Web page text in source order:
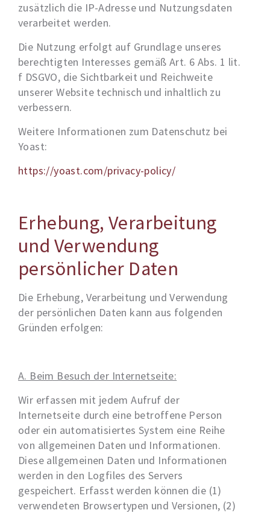
zusätzlich die IP-Adresse und Nutzungsdaten
verarbeitet werden.
Die Nutzung erfolgt auf Grundlage unseres
berechtigten Interesses gemäß Art. 6 Abs. 1 lit.
f DSGVO, die Sichtbarkeit und Reichweite
unserer Website technisch und inhaltlich zu
verbessern.
Weitere Informationen zum Datenschutz bei
Yoast:
https://yoast.com/privacy-policy/
Erhebung, Verarbeitung
und Verwendung
persönlicher Daten
Die Erhebung, Verarbeitung und Verwendung
der persönlichen Daten kann aus folgenden
Gründen erfolgen:
A. Beim Besuch der Internetseite:
Wir erfassen mit jedem Aufruf der
Internetseite durch eine betroffene Person
oder ein automatisiertes System eine Reihe
von allgemeinen Daten und Informationen.
Diese allgemeinen Daten und Informationen
werden in den Logfiles des Servers
gespeichert. Erfasst werden können die (1)
verwendeten Browsertypen und Versionen, (2)